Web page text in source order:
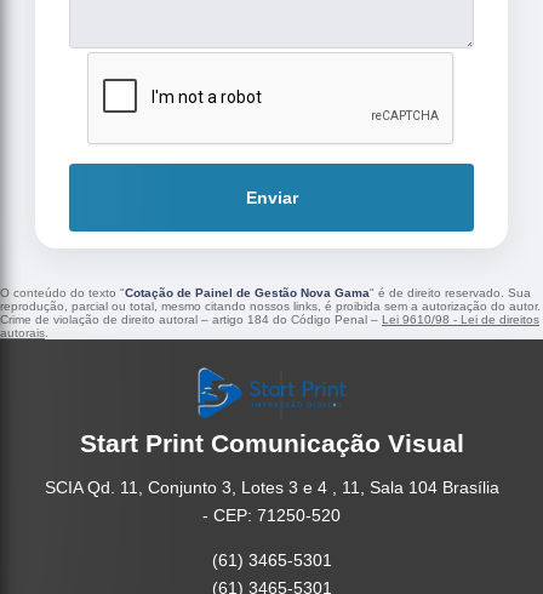
Enviar
O conteúdo do texto "Cotação de Painel de Gestão Nova Gama" é de direito reservado. Sua
reprodução, parcial ou total, mesmo citando nossos links, é proibida sem a autorização do autor.
Crime de violação de direito autoral – artigo 184 do Código Penal – Lei 9610/98 - Lei de direitos
autorais
Start Print Comunicação Visual
SCIA Qd. 11, Conjunto 3, Lotes 3 e 4 , 11, Sala 104 Brasília
- CEP: 71250-520
(61) 3465-5301
(61) 3465-5301